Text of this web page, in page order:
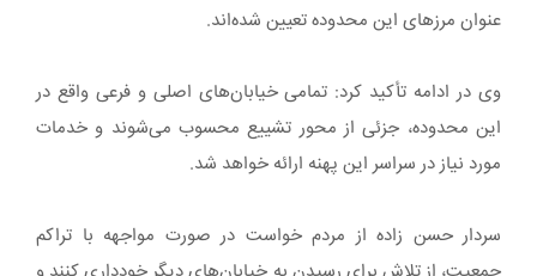
عنوان مرزهای این محدوده تعیین شده‌اند.
وی در ادامه تأکید کرد: تمامی خیابان‌های اصلی و فرعی واقع در
این محدوده، جزئی از محور تشییع محسوب می‌شوند و خدمات
مورد نیاز در سراسر این پهنه ارائه خواهد شد.
سردار حسن زاده از مردم خواست در صورت مواجهه با تراکم